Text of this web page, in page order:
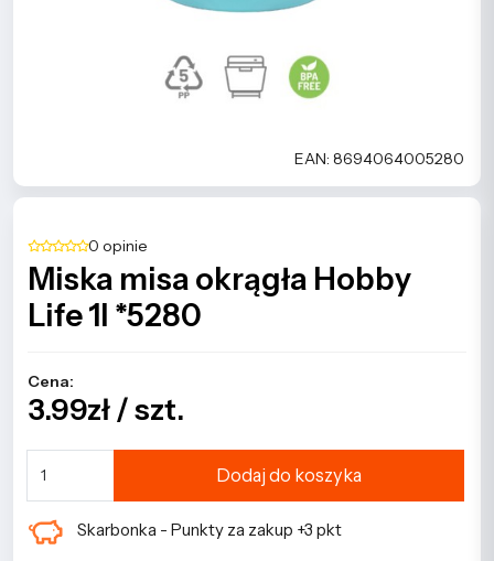
EAN: 8694064005280
0 opinie
Miska misa okrągła Hobby
Life 1l *5280
Cena:
3.99zł / szt.
Dodaj do koszyka
Skarbonka - Punkty za zakup +3 pkt